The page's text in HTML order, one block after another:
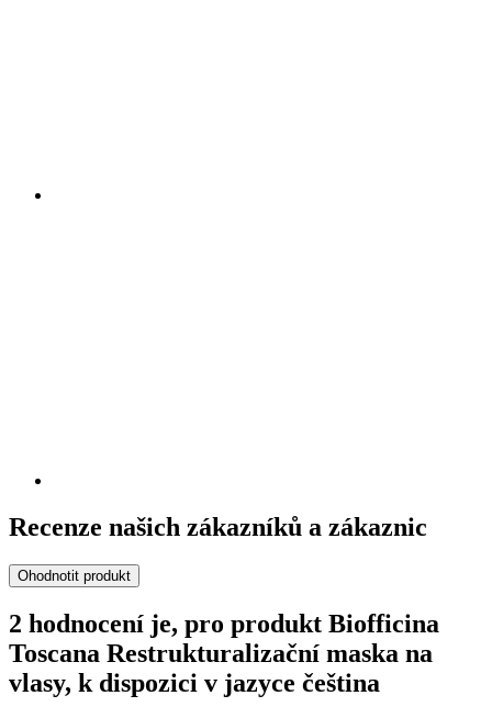
Recenze našich zákazníků a zákaznic
Ohodnotit produkt
2 hodnocení je, pro produkt Biofficina
Toscana Restrukturalizační maska na
vlasy, k dispozici v jazyce čeština